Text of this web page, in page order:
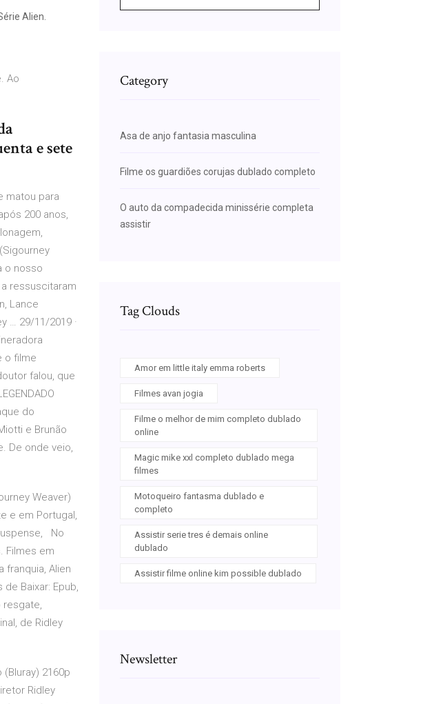
Alien.
Ao
e sete
matou para
200 anos,
o nosso
ressuscitaram
Lance
… 29/11/2019 ·
o filme
falou, que
do
e Brunão
De onde veio,
Weaver)
e em Portugal,
No
Filmes em
franquia, Alien
Baixar: Epub,
resgate,
de Ridley
(Bluray) 2160p
Ridley
Category
Asa de anjo fantasia masculina
Filme os guardiões corujas dublado completo
O auto da compadecida minissérie completa
assistir
Tag Clouds
Amor em little italy emma roberts
Filmes avan jogia
Filme o melhor de mim completo dublado
online
Magic mike xxl completo dublado mega
filmes
Motoqueiro fantasma dublado e
completo
Assistir serie tres é demais online
dublado
Assistir filme online kim possible dublado
Newsletter